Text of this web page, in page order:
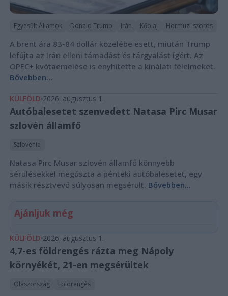
Egyesült Államok Donald Trump Irán Kőolaj Hormuzi-szoros
A brent ára 83-84 dollár közelébe esett, miután Trump
lefújta az Irán elleni támadást és tárgyalást ígért. Az
OPEC+ kvótaemelése is enyhítette a kínálati félelmeket.
Bővebben...
KÜLFÖLD 2026. augusztus 1.
Autóbalesetet szenvedett Natasa Pirc Musar
szlovén államfő
Szlovénia
Natasa Pirc Musar szlovén államfő könnyebb
sérülésekkel megúszta a pénteki autóbalesetet, egy
másik résztvevő súlyosan megsérült. Bővebben...
Ajánljuk még
KÜLFÖLD 2026. augusztus 1.
4,7-es földrengés rázta meg Nápoly
környékét, 21-en megsérültek
Olaszország Földrengés